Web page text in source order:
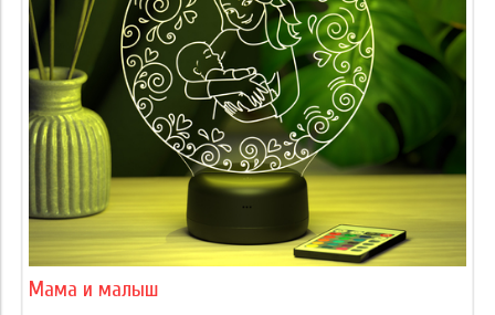
Мама и малыш